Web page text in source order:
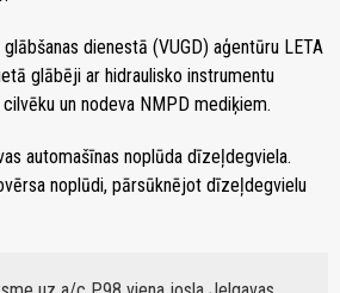
dienestā (VUGD) aģentūru LETA
glābēji ar hidraulisko instrumentu
un nodeva NMPD mediķiem.
automašīnas noplūda dīzeļdegviela.
noplūdi, pārsūknējot dīzeļdegvielu